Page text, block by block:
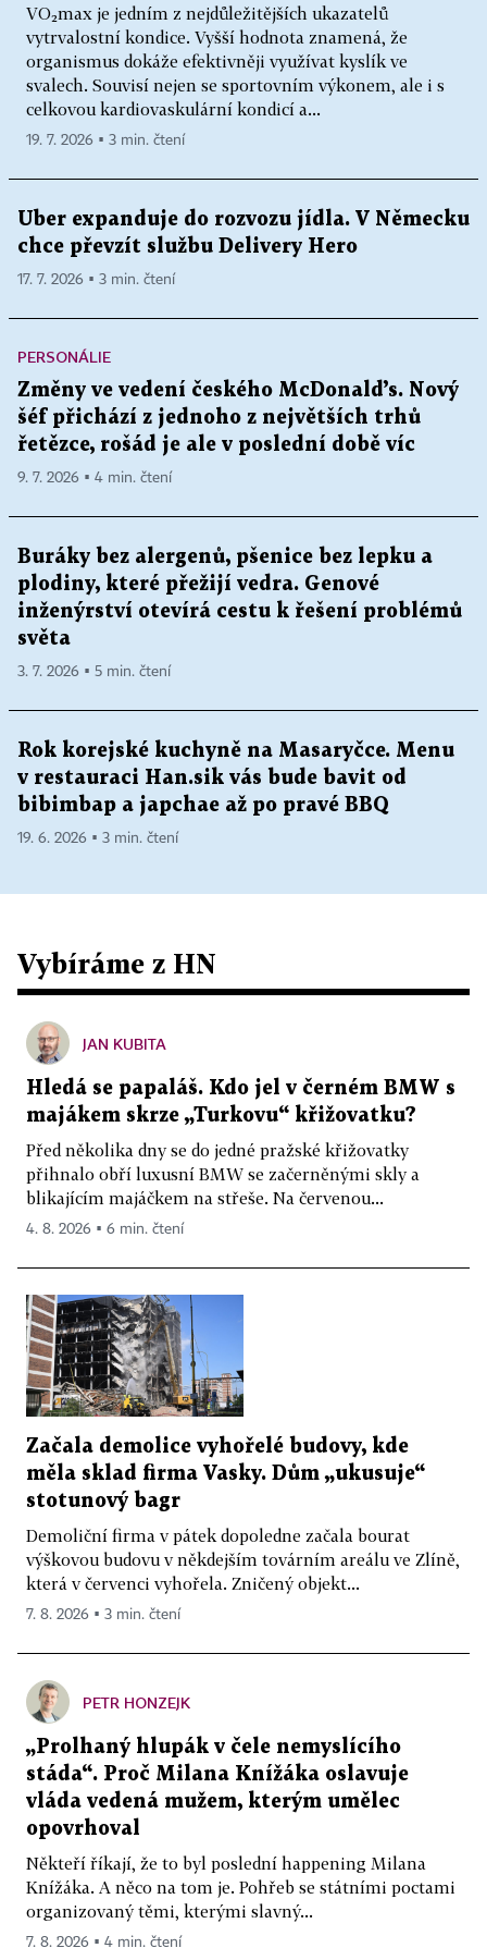
VO₂max je jedním z nejdůležitějších ukazatelů
vytrvalostní kondice. Vyšší hodnota znamená, že
organismus dokáže efektivněji využívat kyslík ve
svalech. Souvisí nejen se sportovním výkonem, ale i s
celkovou kardiovaskulární kondicí a...
19. 7. 2026 ▪ 3 min. čtení
Uber expanduje do rozvozu jídla. V Německu
chce převzít službu Delivery Hero
17. 7. 2026 ▪ 3 min. čtení
PERSONÁLIE
Změny ve vedení českého McDonald’s. Nový
šéf přichází z jednoho z největších trhů
řetězce, rošád je ale v poslední době víc
9. 7. 2026 ▪ 4 min. čtení
Buráky bez alergenů, pšenice bez lepku a
plodiny, které přežijí vedra. Genové
inženýrství otevírá cestu k řešení problémů
světa
3. 7. 2026 ▪ 5 min. čtení
Rok korejské kuchyně na Masaryčce. Menu
v restauraci Han.sik vás bude bavit od
bibimbap a japchae až po pravé BBQ
19. 6. 2026 ▪ 3 min. čtení
Vybíráme z HN
JAN KUBITA
Hledá se papaláš. Kdo jel v černém BMW s
majákem skrze „Turkovu“ křižovatku?
Před několika dny se do jedné pražské křižovatky
přihnalo obří luxusní BMW se začerněnými skly a
blikajícím majáčkem na střeše. Na červenou...
4. 8. 2026 ▪ 6 min. čtení
Začala demolice vyhořelé budovy, kde
měla sklad firma Vasky. Dům „ukusuje“
stotunový bagr
Demoliční firma v pátek dopoledne začala bourat
výškovou budovu v někdejším továrním areálu ve Zlíně,
která v červenci vyhořela. Zničený objekt...
7. 8. 2026 ▪ 3 min. čtení
PETR HONZEJK
„Prolhaný hlupák v čele nemyslícího
stáda“. Proč Milana Knížáka oslavuje
vláda vedená mužem, kterým umělec
opovrhoval
Někteří říkají, že to byl poslední happening Milana
Knížáka. A něco na tom je. Pohřeb se státními poctami
organizovaný těmi, kterými slavný...
7. 8. 2026 ▪ 4 min. čtení